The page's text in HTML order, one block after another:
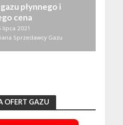
płynnego i
cena
lipca 2021
Sprzedawcy Gazu
OFERT GAZU